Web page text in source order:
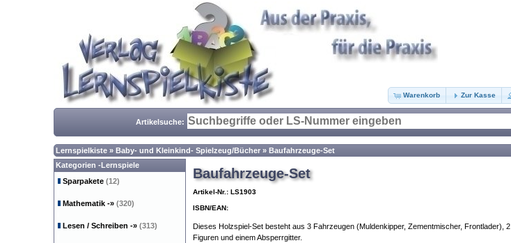
Warenkorb Zur Kasse
Artikelsuche:
Lernspielkiste » Baby- und Kleinkind- Spielzeug/Bücher » Baufahrzeuge-Set
Baufahrzeuge-Set
Artikel-Nr.: LS1903
ISBN/EAN:
Dieses Holzspiel-Set besteht aus 3 Fahrzeugen (Muldenkipper, Zementmischer, Frontlader), 2
Figuren und einem Absperrgitter.
Kategorien -Lernspiele
Sparpakete (12)
Mathematik -» (320)
Lesen / Schreiben -» (313)